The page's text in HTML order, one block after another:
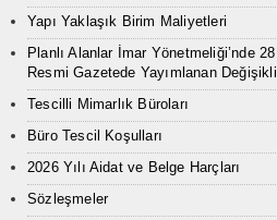
Yapı Yaklaşık Birim Maliyetleri
Planlı Alanlar İmar Yönetmeliği’nde
Resmi Gazetede Yayımlanan
Tescilli Mimarlık Büroları
Büro Tescil Koşulları
2026 Yılı Aidat ve Belge Harçları
Sözleşmeler